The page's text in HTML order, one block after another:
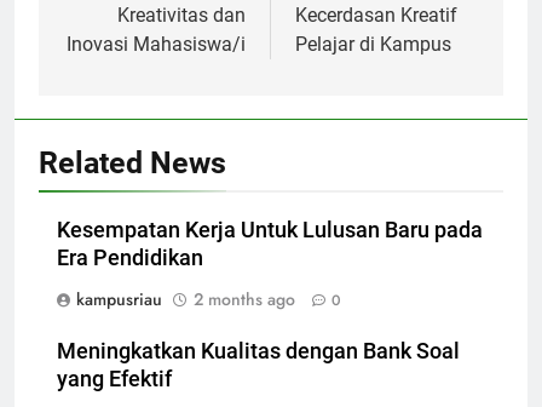
Kreativitas dan
Inovasi Mahasiswa/i
Kecerdasan Kreatif
Pelajar di Kampus
Related News
Kesempatan Kerja Untuk Lulusan Baru pada
Era Pendidikan
kampusriau
2 months ago 0
Meningkatkan Kualitas dengan Bank Soal
yang Efektif